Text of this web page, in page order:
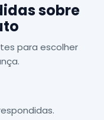
sobre
para escolher